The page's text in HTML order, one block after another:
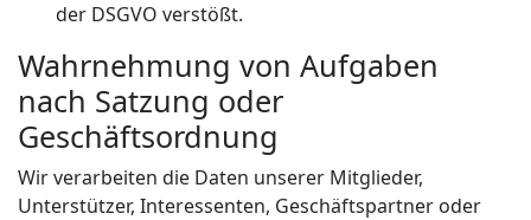
der DSGVO verstößt.
Wahrnehmung von Aufgaben
nach Satzung oder
Geschäftsordnung
Wir verarbeiten die Daten unserer Mitglieder,
Unterstützer, Interessenten, Geschäftspartner oder